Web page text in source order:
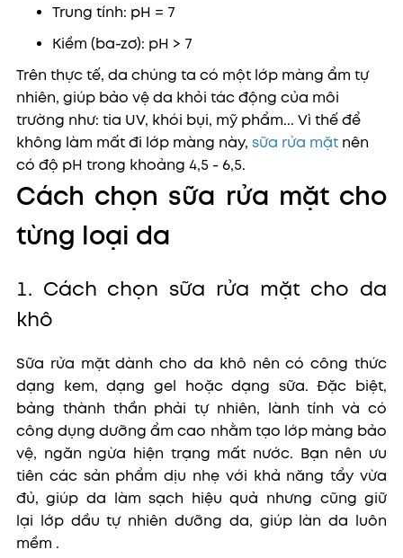
Trung tính: pH = 7
Kiềm (ba-zơ): pH > 7
Trên thực tế, da chúng ta có một lớp màng ẩm tự
nhiên, giúp bảo vệ da khỏi tác động của môi
trường như: tia UV, khói bụi, mỹ phẩm... Vì thế để
không làm mất đi lớp màng này, sữa rửa mặt nên
có độ pH trong khoảng 4,5 - 6,5.
Cách chọn sữa rửa mặt cho
từng loại da
1. Cách chọn sữa rửa mặt cho da
khô
Sữa rửa mặt dành cho da khô nên có công thức
dạng kem, dạng gel hoặc dạng sữa. Đặc biệt,
bảng thành thần phải tự nhiên, lành tính và có
công dụng dưỡng ẩm cao nhằm tạo lớp màng bảo
vệ, ngăn ngừa hiện trạng mất nước. Bạn nên ưu
tiên các sản phẩm dịu nhẹ với khả năng tẩy vừa
đủ, giúp da làm sạch hiệu quả nhưng cũng giữ
lại lớp dầu tự nhiên dưỡng da, giúp làn da luôn
mềm .